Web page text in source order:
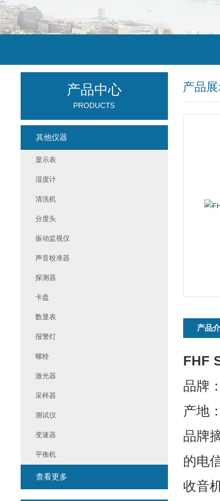
产品
产品
FHF
品牌
产地
品牌
的电
收音
产品中心
PRODUCTS
其他仪器
显示表
湿度计
清洗机
分度头
振动监视仪
声音校准器
探测器
卡盘
数显表
报警灯
螺栓
激光器
采样器
测试仪
变速器
平衡机
查看更多